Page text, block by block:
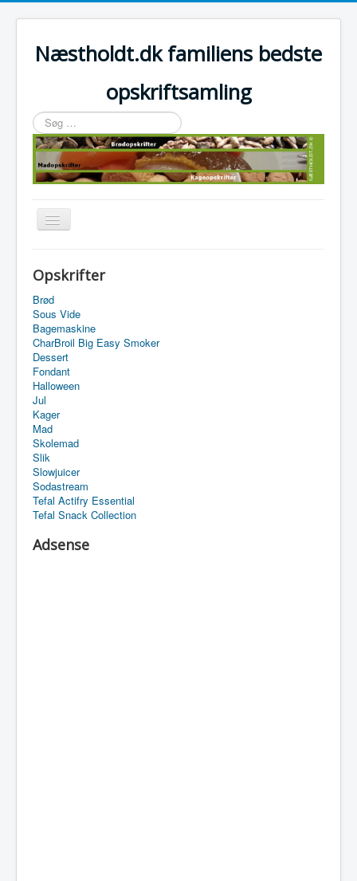
Næstholdt.dk familiens bedste
opskriftsamling
Søg
…
Skift
navigation
Tefal Actifry Essential
Opskrifter
Brød
Sous Vide
Bagemaskine
CharBroil Big Easy Smoker
Dessert
Fondant
Halloween
Jul
Kager
Mad
Skolemad
Slik
Slowjuicer
Sodastream
Tefal Actifry Essential
Tefal Snack Collection
Adsense